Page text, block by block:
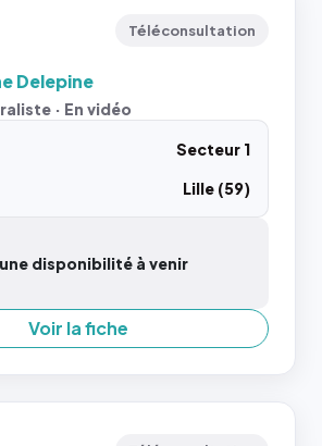
Téléconsultation
Delepine
· En vidéo
Secteur 1
Lille (59)
disponibilité à venir
Voir la fiche